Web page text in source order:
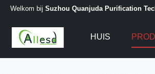
Welkom bij Suzhou Quanjuda Purification
HUIS